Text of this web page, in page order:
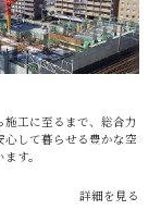
施工に至るまで、総合力
心して暮らせる豊かな空
す。
詳細を見る